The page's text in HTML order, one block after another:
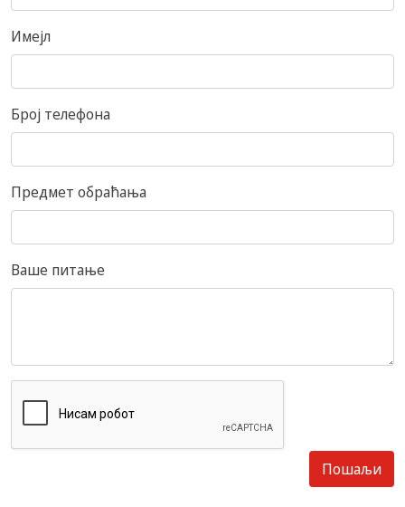
Имејл
Број телефона
Предмет обраћања
Ваше питање